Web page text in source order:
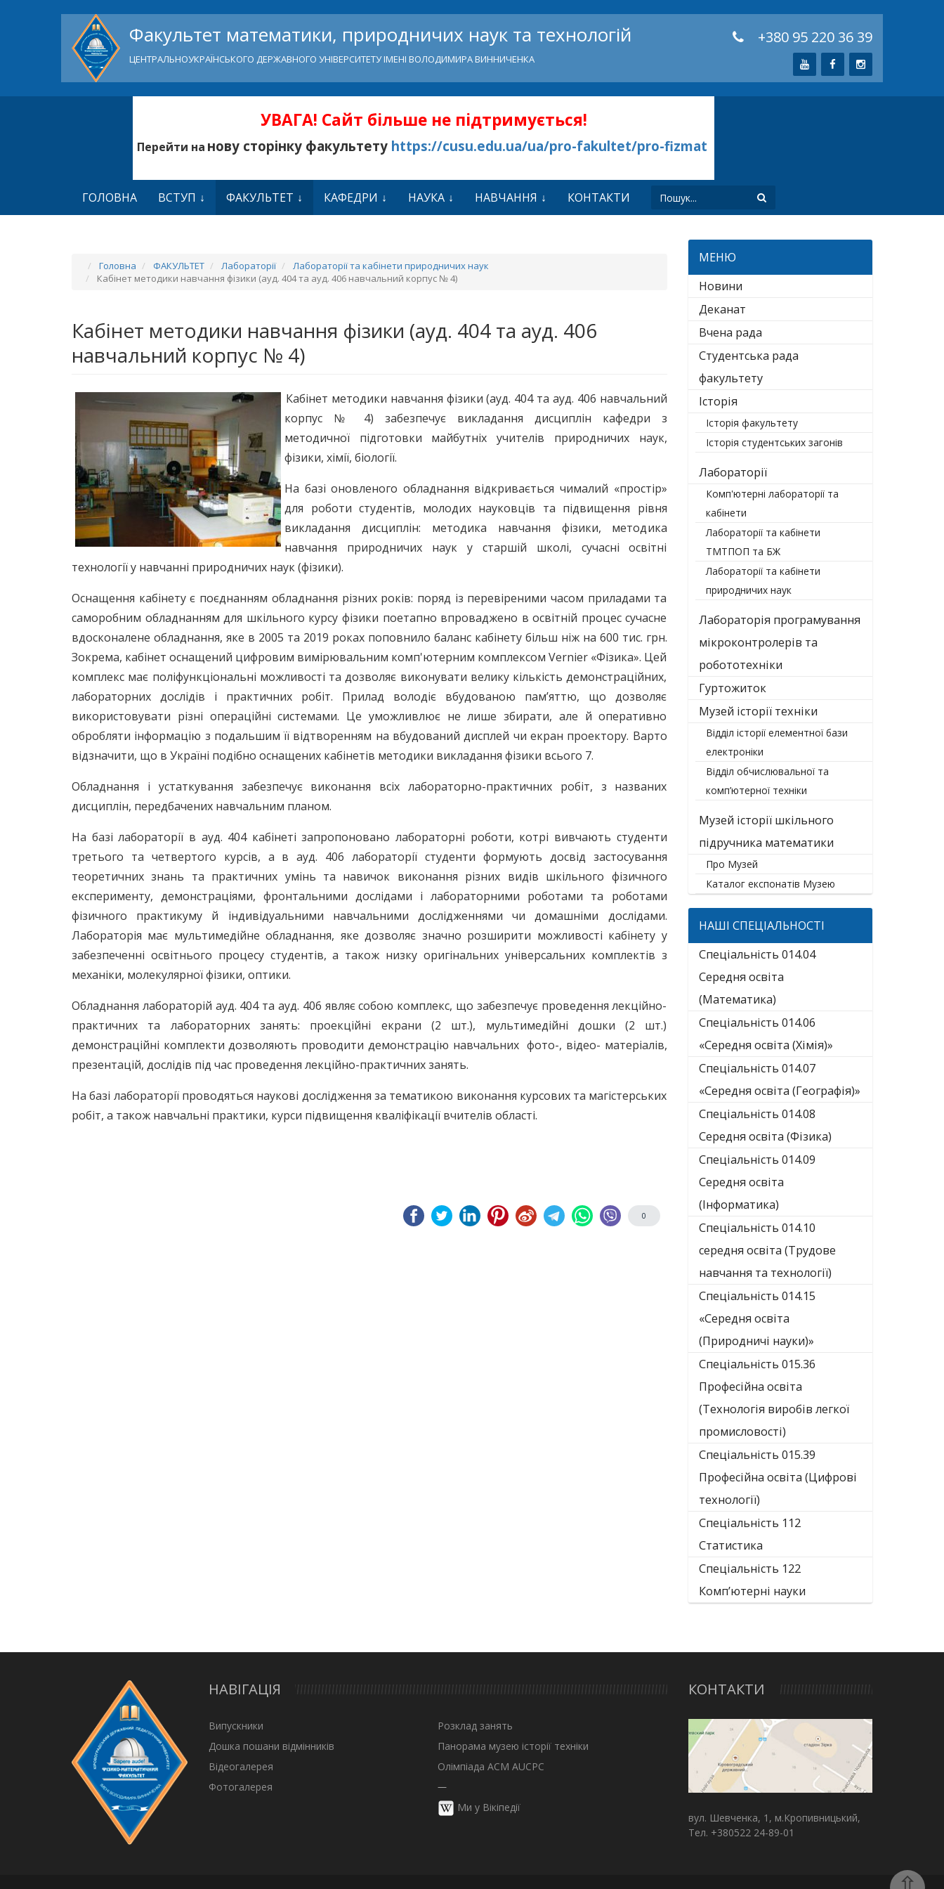
Факультет математики, природничих наук та технологій
ЦЕНТРАЛЬНОУКРАЇНСЬКОГО ДЕРЖАВНОГО УНІВЕРСИТЕТУ ІМЕНІ ВОЛОДИМИРА ВИННИЧЕНКА
+380 95 220 36 39
УВАГА! Сайт більше не підтримується!
Перейти на нову сторінку факультету https://cusu.edu.ua/ua/pro-fakultet/pro-fizmat
ГОЛОВНА ВСТУП ФАКУЛЬТЕТ КАФЕДРИ НАУКА НАВЧАННЯ КОНТАКТИ
Головна ФАКУЛЬТЕТ Лабораторії
Лабораторії та кабінети природничих наук
Кабінет методики навчання фізики (ауд. 404 та ауд. 406 навчальний корпус № 4)
Кабінет методики навчання фізики (ауд. 404 та ауд. 406
навчальний корпус № 4)
Кабінет методики навчання фізики (ауд. 404 та ауд. 406 навчальний
корпус № 4) забезпечує викладання дисциплін кафедри з
методичної підготовки майбутніх учителів природничих наук,
фізики, хімії, біології.
На базі оновленого обладнання відкривається чималий «простір»
для роботи студентів, молодих науковців та підвищення рівня
викладання дисциплін: методика навчання фізики, методика
навчання природничих наук у старшій школі, сучасні освітні
технології у навчанні природничих наук (фізики).
Оснащення кабінету є поєднанням обладнання різних років: поряд із перевіреними часом приладами та
саморобним обладнанням для шкільного курсу фізики поетапно впроваджено в освітній процес сучасне
вдосконалене обладнання, яке в 2005 та 2019 роках поповнило баланс кабінету більш ніж на 600 тис. грн.
Зокрема, кабінет оснащений цифровим вимірювальним комп'ютерним комплексом Vernier «Фізика». Цей
комплекс має поліфункціональні можливості та дозволяє виконувати велику кількість демонстраційних,
лабораторних дослідів і практичних робіт. Прилад володіє вбудованою пам’яттю, що дозволяє
використовувати різні операційні системами. Це уможливлює не лише збирати, але й оперативно
обробляти інформацію з подальшим її відтворенням на вбудований дисплей чи екран проектору. Варто
відзначити, що в Україні подібно оснащених кабінетів методики викладання фізики всього 7.
Обладнання і устаткування забезпечує виконання всіх лабораторно-практичних робіт, з названих
дисциплін, передбачених навчальним планом.
На базі лабораторії в ауд. 404 кабінеті запропоновано лабораторні роботи, котрі вивчають студенти
третього та четвертого курсів, а в ауд. 406 лабораторії студенти формують досвід застосування
теоретичних знань та практичних умінь та навичок виконання різних видів шкільного фізичного
експерименту, демонстраціями, фронтальними дослідами і лабораторними роботами та роботами
фізичного практикуму й індивідуальними навчальними дослідженнями чи домашніми дослідами.
Лабораторія має мультимедійне обладнання, яке дозволяє значно розширити можливості кабінету у
забезпеченні освітнього процесу студентів, а також низку оригінальних універсальних комплектів з
механіки, молекулярної фізики, оптики.
Обладнання лабораторій ауд. 404 та ауд. 406 являє собою комплекс, що забезпечує проведення лекційно-
практичних та лабораторних занять: проекційні екрани (2 шт.), мультимедійні дошки (2 шт.)
демонстраційні комплекти дозволяють проводити демонстрацію навчальних фото-, відео- матеріалів,
презентацій, дослідів під час проведення лекційно-практичних занять.
На базі лабораторії проводяться наукові дослідження за тематикою виконання курсових та магістерських
робіт, а також навчальні практики, курси підвищення кваліфікації вчителів області.
0
МЕНЮ
Новини
Деканат
Вчена рада
Студентська рада
факультету
Історія
Історія факультету
Історія студентських загонів
Лабораторії
Комп'ютерні лабораторії та
кабінети
Лабораторії та кабінети
ТМТПОП та БЖ
Лабораторії та кабінети
природничих наук
Лабораторія програмування
мікроконтролерів та
робототехніки
Гуртожиток
Музей історії техніки
Відділ історії елементної бази
електроніки
Відділ обчислювальної та
комп’ютерної техніки
Музей історії шкільного
підручника математики
Про Музей
Каталог експонатів Музею
НАШІ СПЕЦІАЛЬНОСТІ
Спеціальність 014.04
Середня освіта
(Математика)
Спеціальність 014.06
«Середня освіта (Хімія)»
Спеціальність 014.07
«Середня освіта (Географія)»
Спеціальність 014.08
Середня освіта (Фізика)
Спеціальність 014.09
Середня освіта
(Інформатика)
Спеціальність 014.10
середня освіта (Трудове
навчання та технології)
Спеціальність 014.15
«Середня освіта
(Природничі науки)»
Спеціальність 015.36
Професійна освіта
(Технологія виробів легкої
промисловості)
Спеціальність 015.39
Професійна освіта (Цифрові
технології)
Спеціальність 112
Статистика
Спеціальність 122
Комп’ютерні науки
НАВІГАЦІЯ
Випускники
Дошка пошани відмінників
Відеогалерея
Фотогалерея
Розклад занять
Панорама музею історії техніки
Олімпіада ACM AUCPC
—
Ми у Вікіпедії
КОНТАКТИ
вул. Шевченка, 1, м.Кропивницький,
Тел. +380522 24-89-01